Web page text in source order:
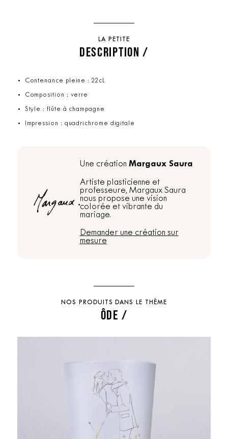
LA PETITE
DESCRIPTION /
Contenance pleine : 22cL
Composition : verre
Style : flûte à champagne
Impression : quadrichrome digitale
Une création Margaux Saura
Artiste plasticienne et
professeure, Margaux Saura
nous propose une vision
colorée et vibrante du
mariage.
Demander une création sur
mesure
NOS PRODUITS DANS LE THÈME
ÔDE /